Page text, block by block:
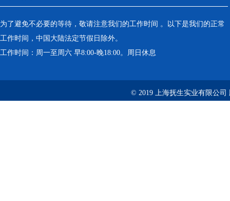
为了避免不必要的等待，敬请注意我们的工作时间 。以下是我们的正常
工作时间，中国大陆法定节假日除外。
工作时间：周一至周六 早8:00-晚18:00。周日休息
© 2019 上海抚生实业有限公司